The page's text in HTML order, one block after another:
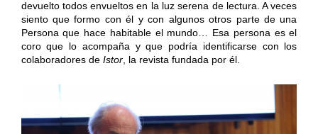
devuelto todos envueltos en la luz serena de lectura. A veces
siento que formo con él y con algunos otros parte de una
Persona que hace habitable el mundo… Esa persona es el
coro que lo acompaña y que podría identificarse con los
colaboradores de Istor, la revista fundada por él.